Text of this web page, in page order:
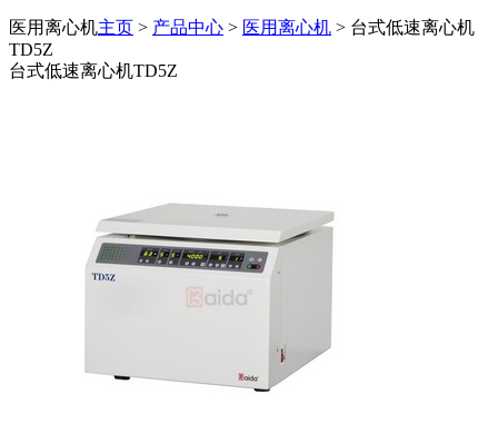
医用离心机主页 > 产品中心 > 医用离心机 > 台式低速离心机
TD5Z
台式低速离心机TD5Z